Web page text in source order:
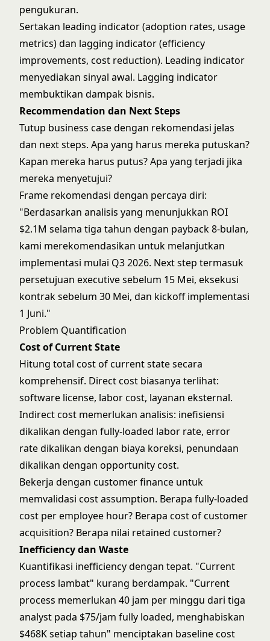
pengukuran.
Sertakan leading indicator (adoption rates, usage
metrics) dan lagging indicator (efficiency
improvements, cost reduction). Leading indicator
menyediakan sinyal awal. Lagging indicator
membuktikan dampak bisnis.
Recommendation dan Next Steps
Tutup business case dengan rekomendasi jelas
dan next steps. Apa yang harus mereka putuskan?
Kapan mereka harus putus? Apa yang terjadi jika
mereka menyetujui?
Frame rekomendasi dengan percaya diri:
"Berdasarkan analisis yang menunjukkan ROI
$2.1M selama tiga tahun dengan payback 8-bulan,
kami merekomendasikan untuk melanjutkan
implementasi mulai Q3 2026. Next step termasuk
persetujuan executive sebelum 15 Mei, eksekusi
kontrak sebelum 30 Mei, dan kickoff implementasi
1 Juni."
Problem Quantification
Cost of Current State
Hitung total cost of current state secara
komprehensif. Direct cost biasanya terlihat:
software license, labor cost, layanan eksternal.
Indirect cost memerlukan analisis: inefisiensi
dikalikan dengan fully-loaded labor rate, error
rate dikalikan dengan biaya koreksi, penundaan
dikalikan dengan opportunity cost.
Bekerja dengan customer finance untuk
memvalidasi cost assumption. Berapa fully-loaded
cost per employee hour? Berapa cost of customer
acquisition? Berapa nilai retained customer?
Inefficiency dan Waste
Kuantifikasi inefficiency dengan tepat. "Current
process lambat" kurang berdampak. "Current
process memerlukan 40 jam per minggu dari tiga
analyst pada $75/jam fully loaded, menghabiskan
$468K setiap tahun" menciptakan baseline cost